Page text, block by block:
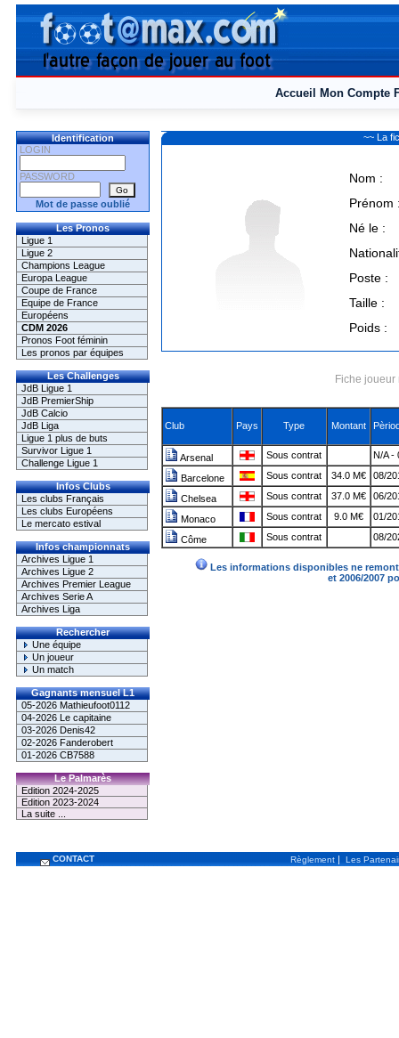
Accueil Mon Compte
Identification
LOGIN
PASSWORD
Mot de passe oublié
Les Pronos
Ligue 1
Ligue 2
Champions League
Europa League
Coupe de France
Equipe de France
Européens
CDM 2026
Pronos Foot féminin
Les pronos par équipes
Les Challenges
JdB Ligue 1
JdB PremierShip
JdB Calcio
JdB Liga
Ligue 1 plus de buts
Survivor Ligue 1
Challenge Ligue 1
Infos Clubs
Les clubs Français
Les clubs Européens
Le mercato estival
Infos championnats
Archives Ligue 1
Archives Ligue 2
Archives Premier League
Archives Serie A
Archives Liga
Rechercher
Une équipe
Un joueur
Un match
Gagnants mensuel L1
05-2026 Mathieufoot0112
04-2026 Le capitaine
03-2026 Denis42
02-2026 Fanderobert
01-2026 CB7588
Le Palmarès
Edition 2024-2025
Edition 2023-2024
La suite ...
~~ La
Nom :
Prénom
Né le :
Poste :
Taille :
Poids :
Fiche
Club Pays Type Montant
Arsenal Sous contrat N/A -
Barcelone Sous contrat 34.0 M€ 08/
Chelsea Sous contrat 37.0 M€ 06/
Monaco Sous contrat 9.0 M€ 01/
Côme Sous contrat 08/
Les informations disponibles ne
et 2006/2007
CONTACT Règlement | Les